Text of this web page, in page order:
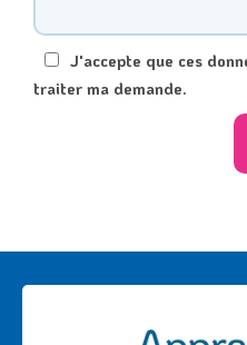
J'accepte que ces
traiter ma demande.